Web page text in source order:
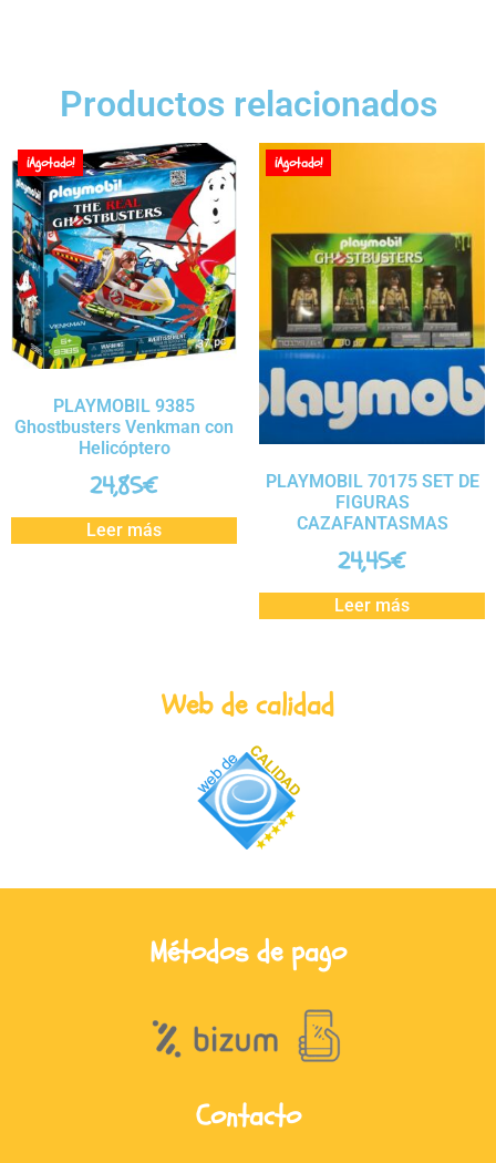
Productos relacionados
¡Agotado!
PLAYMOBIL 9385
Ghostbusters Venkman con
Helicóptero
24,85€
Leer más
¡Agotado!
PLAYMOBIL 70175 SET DE
FIGURAS
CAZAFANTASMAS
24,45€
Leer más
Web de calidad
Métodos de pago
Contacto